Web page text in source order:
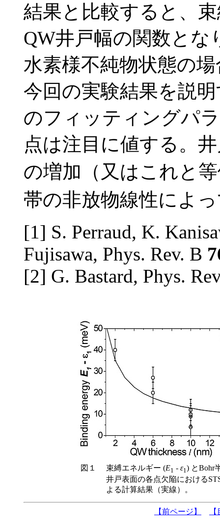
結果と比較すると、
QW井戸幅の関数とな
水素様不純物状態の
今回の実験結果を説
のフィッティングパ
点は注目に値する。
の増加（又はこれと
帯の非放物線性によ
[1] S. Perraud, K.
Fujisawa, Phys. Rev. B
[2] G. Bastard, Phys.
図１ 束縛エネルギー (E1 - ε1) とBohr
井戸表面の各点欠陥における
よる計算結果（実線）。
【前ページ】